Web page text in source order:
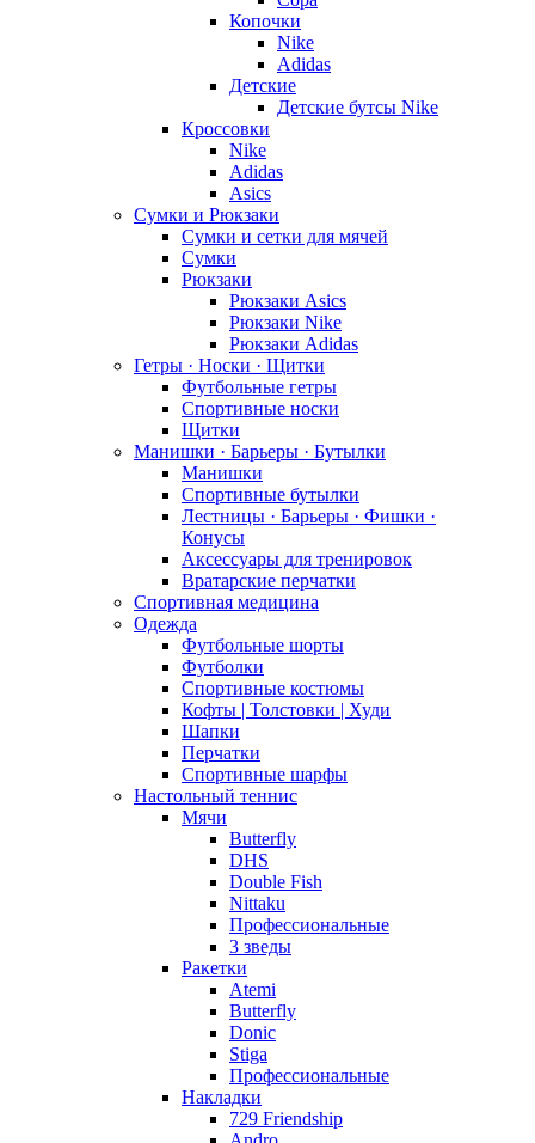
Копочки
Nike
Adidas
Детские
Детские бутсы Nike
Кроссовки
Nike
Adidas
Asics
Сумки и Рюкзаки
Сумки и сетки для мячей
Сумки
Рюкзаки
Рюкзаки Asics
Рюкзаки Nike
Рюкзаки Adidas
Гетры · Носки · Щитки
Футбольные гетры
Спортивные носки
Щитки
Манишки · Барьеры · Бутылки
Манишки
Спортивные бутылки
Лестницы · Барьеры · Фишки ·
Конусы
Аксессуары для тренировок
Вратарские перчатки
Спортивная медицина
Одежда
Футбольные шорты
Футболки
Спортивные костюмы
Кофты | Толстовки | Худи
Шапки
Перчатки
Спортивные шарфы
Настольный теннис
Мячи
Butterfly
DHS
Double Fish
Nittaku
Профессиональные
3 зведы
Ракетки
Atemi
Butterfly
Donic
Stiga
Профессиональные
Накладки
729 Friendship